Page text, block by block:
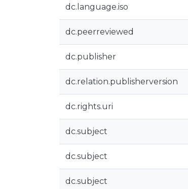
dc.language.iso
dc.peerreviewed
dc.publisher
dc.relation.publisherversion
dc.rights.uri
dc.subject
dc.subject
dc.subject